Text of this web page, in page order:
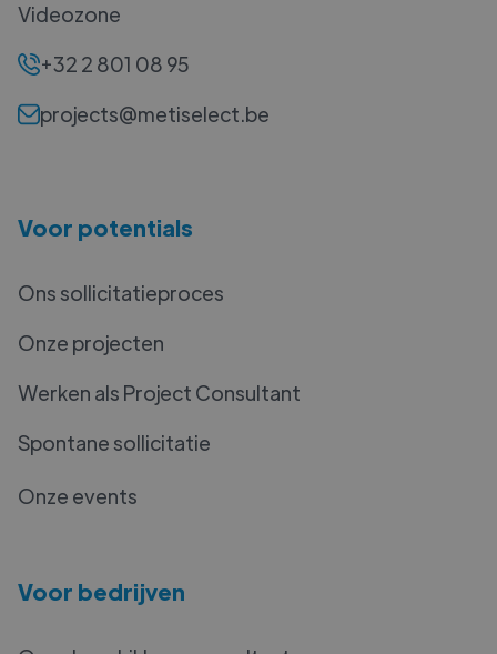
Videozone
+32 2 801 08 95
projects@metiselect.be
Voor potentials
Ons sollicitatieproces
Onze projecten
Werken als Project Consultant
Spontane sollicitatie
Onze events
Voor bedrijven